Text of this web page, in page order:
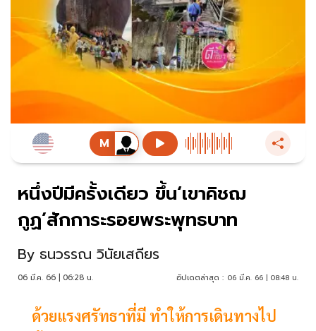
หนึ่งปีมีครั้งเดียว ขึ้น‘เขาคิชฌ
กูฏ’สักการะรอยพระพุทธบาท
By ธนวรรณ วินัยเสถียร
06 มี.ค. 66 | 06:28 น. อัปเดตล่าสุด : 06 มี.ค. 66 | 08:48 น.
ด้วยแรงศรัทธาที่มี ทำให้การเดินทางไป